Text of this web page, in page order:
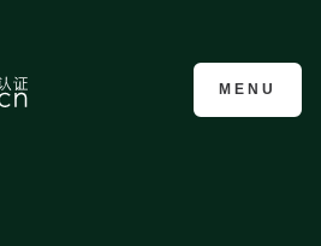
CMMI认证咨询
MENU